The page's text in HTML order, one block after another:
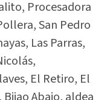
Procesadora
San Pedro
Las Parras,
El Retiro, El